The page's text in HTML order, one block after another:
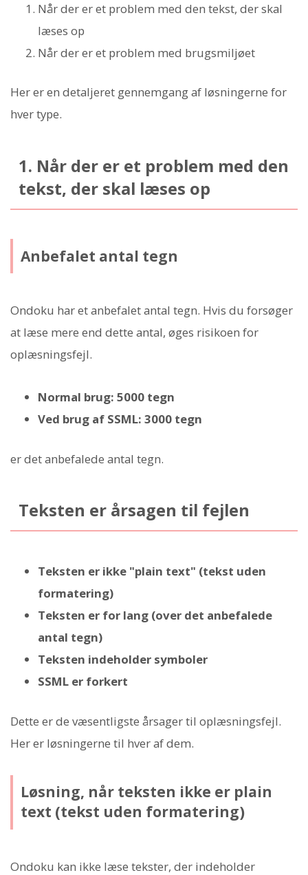
Når der er et problem med den tekst, der skal
læses op
Når der er et problem med brugsmiljøet
Her er en detaljeret gennemgang af løsningerne for
hver type.
1. Når der er et problem med den
tekst, der skal læses op
Anbefalet antal tegn
Ondoku har et anbefalet antal tegn. Hvis du forsøger
at læse mere end dette antal, øges risikoen for
oplæsningsfejl.
Normal brug: 5000 tegn
Ved brug af SSML: 3000 tegn
er det anbefalede antal tegn.
Teksten er årsagen til fejlen
Teksten er ikke "plain text" (tekst uden
formatering)
Teksten er for lang (over det anbefalede
antal tegn)
Teksten indeholder symboler
SSML er forkert
Dette er de væsentligste årsager til oplæsningsfejl.
Her er løsningerne til hver af dem.
Løsning, når teksten ikke er plain
text (tekst uden formatering)
Ondoku kan ikke læse tekster, der indeholder